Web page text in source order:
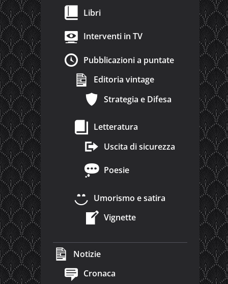
Libri
Interventi in TV
Pubblicazioni a puntate
Editoria vintage
Strategia e Difesa
Letteratura
Uscita di sicurezza
Poesie
Umorismo e satira
Vignette
Notizie
Cronaca